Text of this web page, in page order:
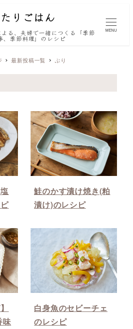
る、夫婦で一緒につくる「季節
、季節料理」のレシピ
MENU
最新投稿一覧 ぶり
鮭のかす漬け焼き(粕
漬け)のレシピ
味
白身魚のセビーチェ
のレシピ